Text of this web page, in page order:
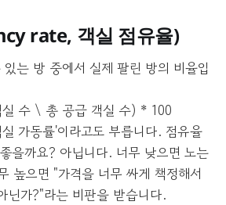
rate, 객실 점유율)
는 방 중에서 실제 팔린 방의 비율입
실 수 \ 총 공급 객실 수) * 100
가동률'이라고도 부릅니다. 점유율
을까요? 아닙니다. 너무 낮으면 노는
높으면 "가격을 너무 싸게 책정해서
닌가?"라는 비판을 받습니다.